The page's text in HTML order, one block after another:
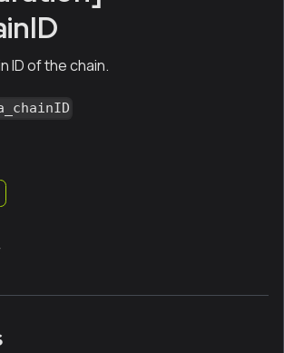
ID of the chain.